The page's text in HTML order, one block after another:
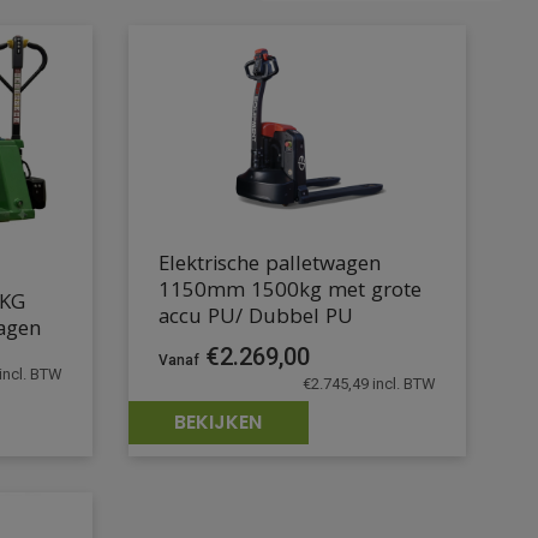
BTW
Elektrische palletwagen
1150mm 1500kg met grote
accu PU/ Dubbel PU
€2.269,00
€2.745,49incl. BTW
BEKIJKEN